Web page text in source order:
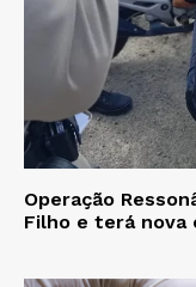
Operação
Filho e terá nova